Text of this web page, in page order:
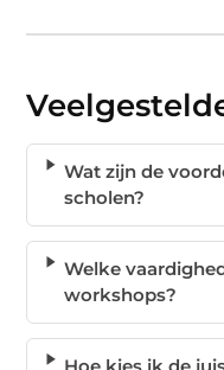
Wat zijn de
scholen?
Welke
workshops?